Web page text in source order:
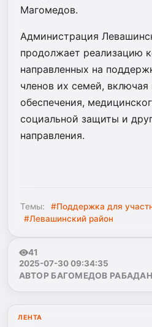
Магомедов.
Администрация
продолжает реализацию
направленных на
членов их семей,
обеспечения,
социальной защиты и
направления.
Темы:
#Поддержка для
#Левашинский район
41
2025-07-30 09:34:35
АВТОР БАГОМЕДОВ РАБАДАН
ЛЕНТА